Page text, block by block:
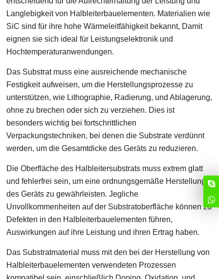
Langlebigkeit von Halbleiterbauelementen. Materialien wie
SiC sind für ihre hohe Wärmeleitfähigkeit bekannt, Damit
eignen sie sich ideal für Leistungselektronik und
Hochtemperaturanwendungen.
Das Substrat muss eine ausreichende mechanische
Festigkeit aufweisen, um die Herstellungsprozesse zu
unterstützen, wie Lithographie, Radierung, und Ablagerung,
ohne zu brechen oder sich zu verziehen. Dies ist
besonders wichtig bei fortschrittlichen
Verpackungstechniken, bei denen die Substrate verdünnt
werden, um die Gesamtdicke des Geräts zu reduzieren.
Die Oberfläche des Halbleitersubstrats muss extrem glatt
und fehlerfrei sein, um eine ordnungsgemäße Herstellung
des Geräts zu gewährleisten. Jegliche
Unvollkommenheiten auf der Substratoberfläche können zu
Defekten in den Halbleiterbauelementen führen,
Auswirkungen auf ihre Leistung und ihren Ertrag haben.
Das Substratmaterial muss mit den bei der Herstellung von
Halbleiterbauelementen verwendeten Prozessen